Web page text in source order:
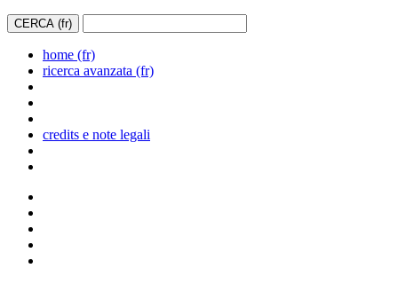
home (fr)
ricerca avanzata (fr)
credits e note legali